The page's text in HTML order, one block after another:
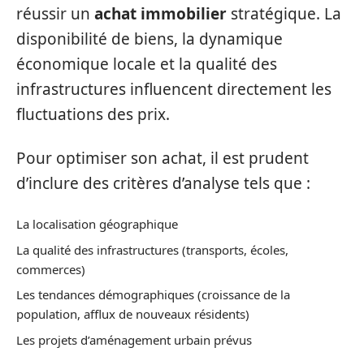
réussir un achat immobilier stratégique. La
disponibilité de biens, la dynamique
économique locale et la qualité des
infrastructures influencent directement les
fluctuations des prix.
Pour optimiser son achat, il est prudent
d’inclure des critères d’analyse tels que :
La localisation géographique
La qualité des infrastructures (transports, écoles,
commerces)
Les tendances démographiques (croissance de la
population, afflux de nouveaux résidents)
Les projets d’aménagement urbain prévus